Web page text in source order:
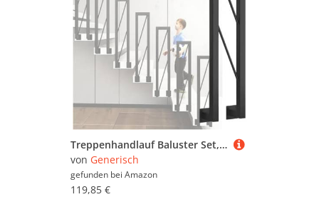
Treppenhandlauf Baluster Set, Rutschfestes U-förmiges Design für mehr Sicherheit auf Außentreppen und Balkonen
von Generisch
gefunden bei Amazon
119,85 €